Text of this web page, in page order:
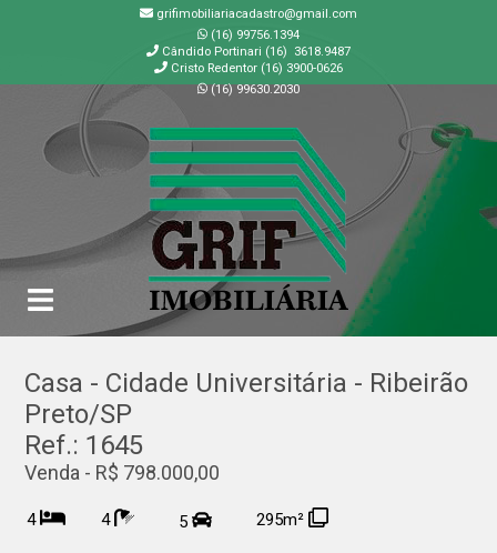
grifimobiliariacadastro@gmail.com
(16) 99756.1394
Cândido Portinari (16) 3618.9487
Cristo Redentor (16) 3900-0626
(16) 99630.2030
Casa - Cidade Universitária - Ribeirão
Preto/SP
Ref.: 1645
Venda - R$ 798.000,00
4 4 5 295m²